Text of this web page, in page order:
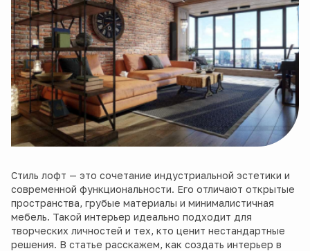
Стиль лофт — это сочетание индустриальной эстетики и
современной функциональности. Его отличают открытые
пространства, грубые материалы и минималистичная
мебель. Такой интерьер идеально подходит для
творческих личностей и тех, кто ценит нестандартные
решения. В статье расскажем, как создать интерьер в